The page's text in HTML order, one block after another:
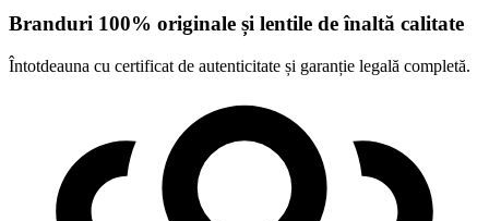
Branduri 100% originale și lentile de înaltă calitate
Întotdeauna cu certificat de autenticitate și garanție legală completă.